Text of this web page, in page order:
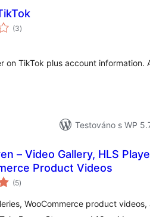
(3celkové
hodnocení
)
on TikTok plus account information.
Testováno s WP
– Video Gallery, HLS
Product Videos
(5celkové
hodnocení
)
WooCommerce product videos,